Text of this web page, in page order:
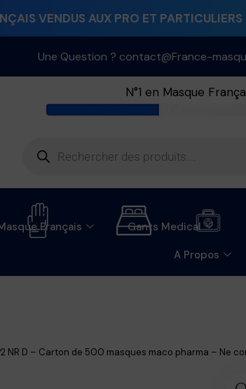
VENDUS AUX PRO ET
Une Question ? contact@France-
N°1 en Masque
Français Gants Medical
A Propos
NR D – Carton de 500 masques maco pharma – Ne